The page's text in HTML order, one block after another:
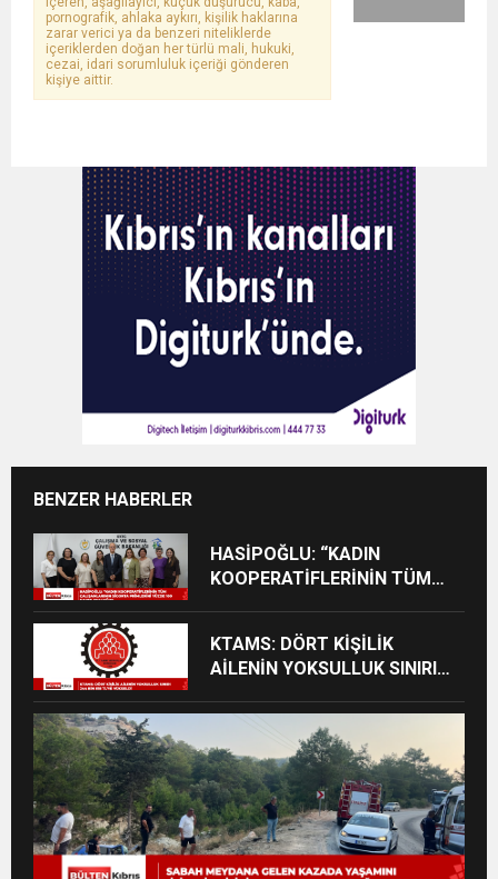
pornografik, ahlaka aykırı, kişilik haklarına
zarar verici ya da benzeri niteliklerde
içeriklerden doğan her türlü mali, hukuki,
cezai, idari sorumluluk içeriği gönderen
kişiye aittir.
BENZER HABERLER
HASİPOĞLU: “KADIN
KOOPERATİFLERİNİN TÜM
KARŞILAYACAĞIZ”
KTAMS: DÖRT KİŞİLİK
AİLENİN YOKSULLUK SINIRI